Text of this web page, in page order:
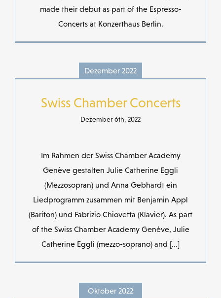
made their debut as part of the Espresso-
Concerts at Konzerthaus Berlin.
Dezember 2022
Swiss Chamber Concerts
Dezember 6th, 2022
Im Rahmen der Swiss Chamber Academy
Genève gestalten Julie Catherine Eggli
(Mezzosopran) und Anna Gebhardt ein
Liedprogramm zusammen mit Benjamin Appl
(Bariton) und Fabrizio Chiovetta (Klavier). As part
of the Swiss Chamber Academy Genève, Julie
Catherine Eggli (mezzo-soprano) and [...]
Oktober 2022